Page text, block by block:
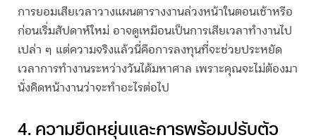
การยอมเสียเวลาวางแผนตารางงานล่วงหน้าในตอนเช้าหรือ
ก่อนเริ่มสัปดาห์ใหม่ อาจดูเหมือนเป็นการเสียเวลาทำงานไป
เปล่า ๆ แต่ความจริงแล้วนี่คือการลงทุนที่จะช่วยประหยัด
เวลาการทำงานระหว่างวันได้มหาศาล เพราะคุณจะไม่ต้องมา
นั่งคิดหน้างานว่าจะทำอะไรต่อไป
4. ความยืดหยุ่นและการพร้อมปรับตัว